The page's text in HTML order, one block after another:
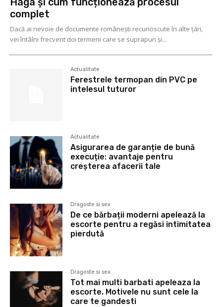
complet
Dacă ai nevoie de documente românești recunoscute în alte țări,
vei întâlni frecvent doi termeni care se suprapun și...
Actualitate
Ferestrele termopan din PVC pe
intelesul tuturor
Actualitate
Asigurarea de garanție de bună
execuție: avantaje pentru
creșterea afacerii tale
Dragoste si sex
De ce bărbații moderni apelează la
escorte pentru a regăsi intimitatea
pierdută
Dragoste si sex
Tot mai multi barbati apeleaza la
escorte. Motivele nu sunt cele la
care te gandesti